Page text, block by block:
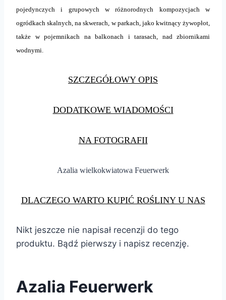
pojedynczych i grupowych w różnorodnych kompozycjach w
ogródkach skalnych, na skwerach, w parkach, jako kwitnący żywopłot,
także w pojemnikach na balkonach i tarasach, nad zbiornikami
wodnymi.
SZCZEGÓŁOWY OPIS
DODATKOWE WIADOMOŚCI
NA FOTOGRAFII
Azalia wielkokwiatowa Feuerwerk
DLACZEGO WARTO KUPIĆ ROŚLINY U NAS
Nikt jeszcze nie napisał recenzji do tego
produktu. Bądź pierwszy i napisz recenzję.
Azalia Feuerwerk